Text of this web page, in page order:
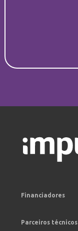
Financiadores
Parceiros técnicos